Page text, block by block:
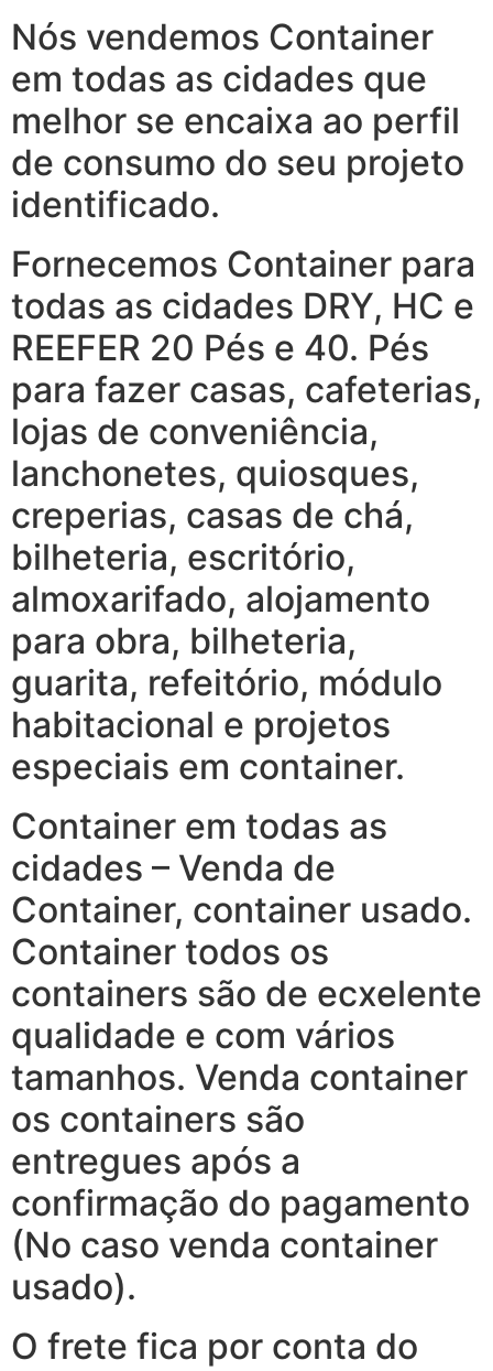
Nós vendemos Container
em todas as cidades que
melhor se encaixa ao perfil
de consumo do seu projeto
identificado.
Fornecemos Container para
todas as cidades DRY, HC e
REEFER 20 Pés e 40. Pés
para fazer casas, cafeterias,
lojas de conveniência,
lanchonetes, quiosques,
creperias, casas de chá,
bilheteria, escritório,
almoxarifado, alojamento
para obra, bilheteria,
guarita, refeitório, módulo
habitacional e projetos
especiais em container.
Container em todas as
cidades – Venda de
Container, container usado.
Container todos os
containers são de ecxelente
qualidade e com vários
tamanhos. Venda container
os containers são
entregues após a
confirmação do pagamento
(No caso venda container
usado).
O frete fica por conta do